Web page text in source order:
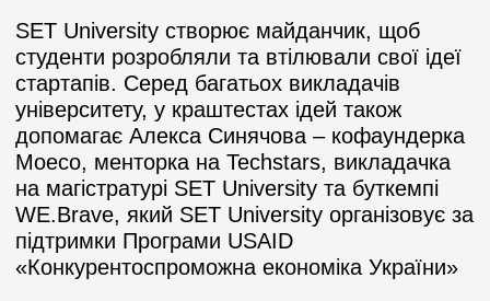
SET University створює майданчик, щоб
студенти розробляли та втілювали свої ідеї
стартапів. Серед багатьох викладачів
університету, у краштестах ідей також
допомагає Алекса Синячова – кофаундерка
Moeco, менторка на Techstars, викладачка
на магістратурі SET University та буткемпі
WE.Brave, який SET University організовує за
підтримки Програми USAID
«Конкурентоспроможна економіка України»